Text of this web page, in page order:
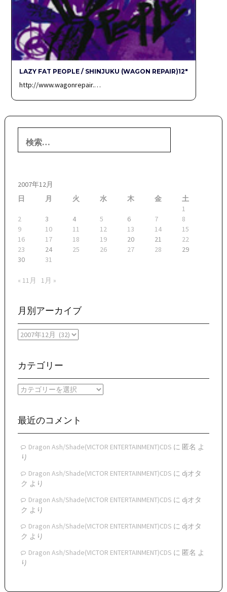
LAZY FAT PEOPLE / SHINJUKU (WAGON REPAIR)12″
http://www.wagonrepair.…
索:
2007年12月
日
月 火 水 木 金
土
1
2
3 4 5 6 7
8
9
10 11 12 13 14
15
16
17 18 19 20 21
22
23
24 25 26 27 28
29
30
31
« 11月 1月 »
月別アーカイブ
月
ー
イ
ブ
カテゴリー
カ
リ
最近のコメント
Dragon Ash/Shade(VICTOR ENTERTAINMENT)CDS に 匿名 よ
り
Dragon Ash/Shade(VICTOR ENTERTAINMENT)CDS に djオタ
ク より
Dragon Ash/Shade(VICTOR ENTERTAINMENT)CDS に djオタ
ク より
Dragon Ash/Shade(VICTOR ENTERTAINMENT)CDS に djオタ
ク より
Dragon Ash/Shade(VICTOR ENTERTAINMENT)CDS に 匿名 よ
り